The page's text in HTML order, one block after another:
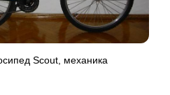
Scout, механика